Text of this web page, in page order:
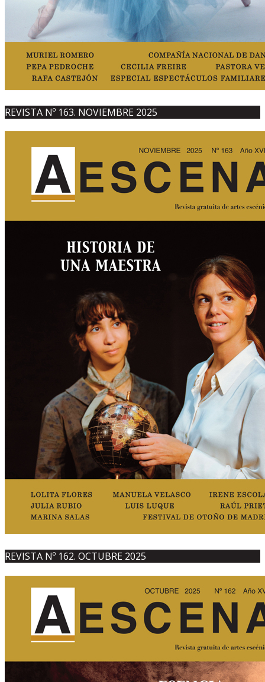
REVISTA Nº 163. NOVIEMBRE 2025
REVISTA Nº 162. OCTUBRE 2025